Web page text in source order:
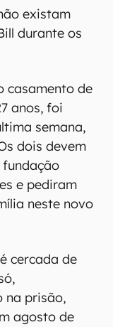
existam
durante os
casamento de
anos, foi
semana,
dois devem
e pediram
neste novo
cercada de
na prisão,
agosto de